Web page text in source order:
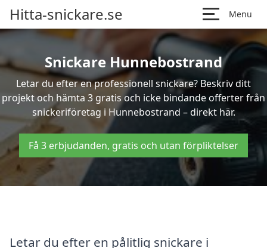
Hitta-snickare.se Menu
Snickare Hunnebostrand
Letar du efter en professionell snickare? Beskriv ditt
projekt och hämta 3 gratis och icke bindande offerter från
snickeriföretag i Hunnebostrand – direkt här.
Få 3 erbjudanden, gratis och utan förpliktelser
Letar du efter en pålitlig snickare i